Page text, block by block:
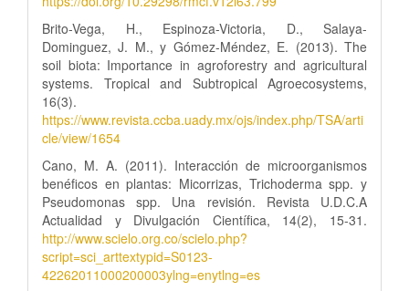
Brito-Vega, H., Espinoza-Victoria, D., Salaya-
Dominguez, J. M., y Gómez-Méndez, E. (2013). The
soil biota: Importance in agroforestry and agricultural
systems. Tropical and Subtropical Agroecosystems,
16(3).
https://www.revista.ccba.uady.mx/ojs/index.php/TSA/arti
cle/view/1654
Cano, M. A. (2011). Interacción de microorganismos
benéficos en plantas: Micorrizas, Trichoderma spp. y
Pseudomonas spp. Una revisión. Revista U.D.C.A
Actualidad y Divulgación Científica, 14(2), 15-31.
http://www.scielo.org.co/scielo.php?
script=sci_arttextypid=S0123-
42262011000200003ylng=enytlng=es